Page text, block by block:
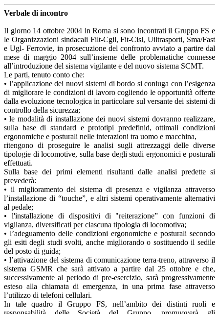
Verbale di incontro
Il giorno 14 ottobre 2004 in Roma si sono incontrati il Gruppo FS e
le Organizzazioni sindacali Filt-Cgil, Fit-Cisl, Uiltrasporti, Sma/Fast
e Ugl- Ferrovie, in prosecuzione del confronto avviato a partire dal
mese di maggio 2004 sull’insieme delle problematiche connesse
all’introduzione del sistema vigilante e del nuovo sistema SCMT.
Le parti, tenuto conto che:
• l’applicazione dei nuovi sistemi di bordo si coniuga con l’esigenza
di migliorare le condizioni di lavoro cogliendo le opportunità offerte
dalla evoluzione tecnologica in particolare sul versante dei sistemi di
controllo della sicurezza;
• le modalità di installazione dei nuovi sistemi dovranno realizzare,
sulla base di standard e prototipi predefinid, ottimali condizioni
ergonomiche e posturali nelle interazioni tra uomo e macchina,
ritengono di proseguire le analisi sugli attrezzaggi delle diverse
tipologie di locomotive, sulla base degli studi ergonomici e posturali
effettuati.
Sulla base dei primi elementi risultanti dalle analisi predette si
prevederà:
• il miglioramento del sistema di presenza e vigilanza attraverso
l’installazione di “touche”, e altri sistemi operativamente alternativi
al pedale;
• l'installazione di dispositivi di "reiterazione” con funzioni di
vigilanza, diversificati per ciascuna tipologia di locomotiva;
• l’adeguamento delle condizioni ergonomiche e posturali secondo
gli esiti degli studi svolti, anche migliorando o sostituendo il sedile
del posto di guida;
• l’attivazione del sistema di comunicazione terra-treno, attraverso il
sistema GSMR che sarà attivato a partire dal 25 ottobre e che,
successivamente al periodo di pre-esercizio, sarà progressivamente
esteso alla chiamata di emergenza, in una prima fase attraverso
l’utilizzo di telefoni cellulari.
In tale quadro il Gruppo FS, nell’ambito dei distinti ruoli e